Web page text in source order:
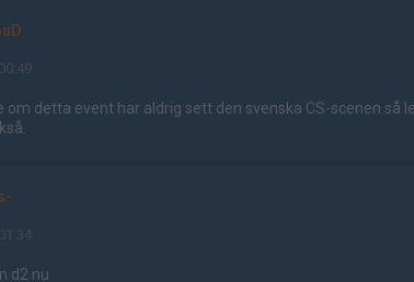
om detta event har aldrig sett den svenska CS-scenen så
d2 nu